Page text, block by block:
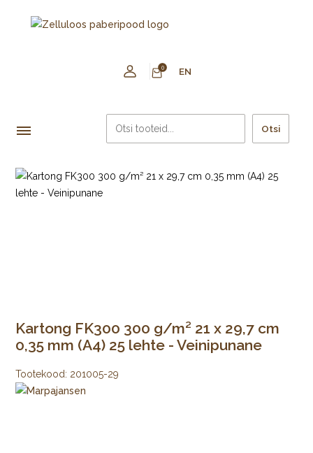
0 EN
Otsi
Kartong FK300 300 g/m² 21 x 29,7 cm
0,35 mm (A4) 25 lehte - Veinipunane
Tootekood: 201005-29